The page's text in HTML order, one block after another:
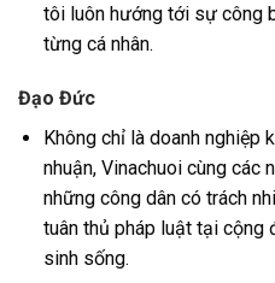
tôi luôn hướng tới sự công
từng cá nhân.
Đạo Đức
Không chỉ là doanh nghiệp
nhuận, Vinachuoi cùng các
những công dân có trách
tuân thủ pháp luật tại cộng
sinh sống.